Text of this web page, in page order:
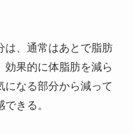
は、通常はあとで脂肪
効果的に体脂肪を減ら
になる部分から減って
きる。